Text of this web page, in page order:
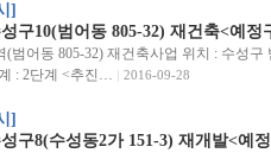
]
구10(범어동 805-32) 재건축<예정
(범어동 805-32) 재건축사업 위치 : 수성
: 2단계 <추진…
2016-09-28
]
구8(수성동2가 151-3) 재개발<예